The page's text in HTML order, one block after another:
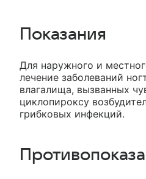
Показания
Для наружного и
лечение заболеваний
влагалища, вызванных
циклопироксу
грибковых инфекций.